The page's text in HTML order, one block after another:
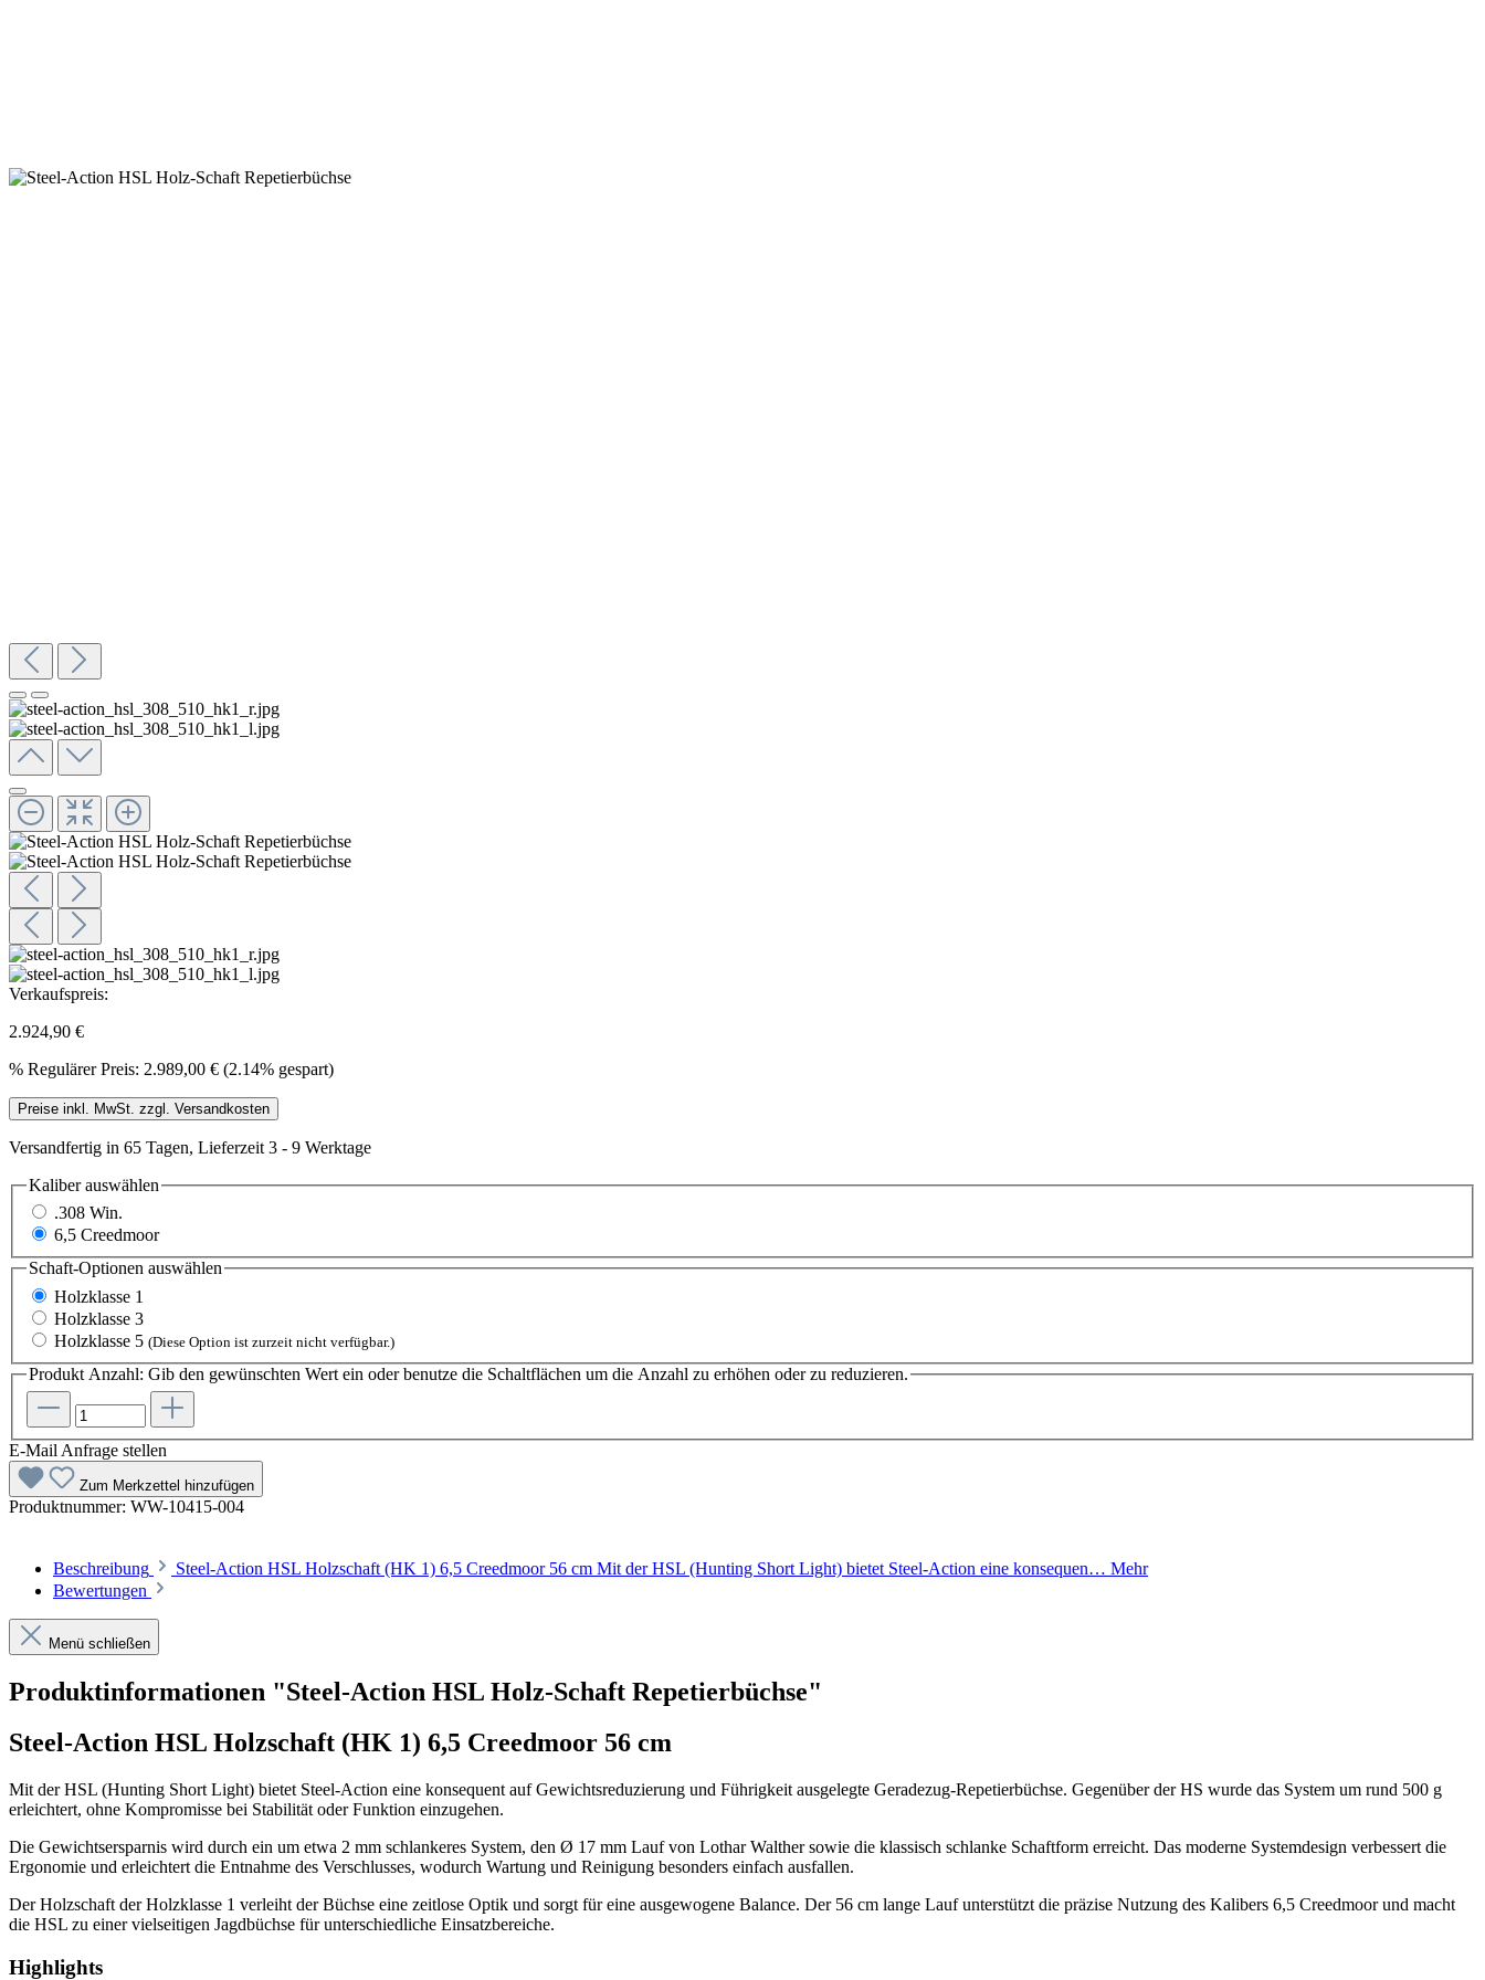
Verkaufspreis:
2.924,90 €
% Regulärer Preis: 2.989,00 € (2.14% gespart)
Preise inkl. MwSt. zzgl. Versandkosten
Versandfertig in 65 Tagen, Lieferzeit 3 - 9 Werktage
Kaliberauswählen
.308 Win.
6,5 Creedmoor
Schaft-Optionen auswählen
Holzklasse 1
Holzklasse 3
Holzklasse 5 (Diese Option ist zurzeit nicht verfügbar.)
Produkt Anzahl: Gib den gewünschten Wert ein oder benutze die Schaltflächen um die Anzahl zu erhöhen oder zu reduzieren.
E-Mail Anfrage stellen
Zum Merkzettel hinzufügen
Produktnummer: WW-10415-004
Beschreibung Steel-Action HSL Holzschaft (HK 1) 6,5 Creedmoor 56 cm Mit der HSL (Hunting Short Light) bietet Steel-Action eine konsequen… Mehr
Bewertungen
Menü schließen
Produktinformationen "Steel-Action HSL Holz-Schaft Repetierbüchse"
Steel-Action HSL Holzschaft (HK 1) 6,5 Creedmoor 56 cm
Mit der HSL (Hunting Short Light) bietet Steel-Action eine konsequent auf Gewichtsreduzierung und Führigkeit ausgelegte Geradezug-Repetierbüchse. Gegenüber der HS wurde das System um rund 500 g
erleichtert, ohne Kompromisse bei Stabilität oder Funktion einzugehen.
Die Gewichtsersparnis wird durch ein um etwa 2 mm schlankeres System, den Ø 17 mm Lauf von Lothar Walther sowie die klassisch schlanke Schaftform erreicht. Das moderne Systemdesign verbessert die
Ergonomie und erleichtert die Entnahme des Verschlusses, wodurch Wartung und Reinigung besonders einfach ausfallen.
Der Holzschaft der Holzklasse 1 verleiht der Büchse eine zeitlose Optik und sorgt für eine ausgewogene Balance. Der 56 cm lange Lauf unterstützt die präzise Nutzung des Kalibers 6,5 Creedmoor und macht
die HSL zu einer vielseitigen Jagdbüchse für unterschiedliche Einsatzbereiche.
Highlights